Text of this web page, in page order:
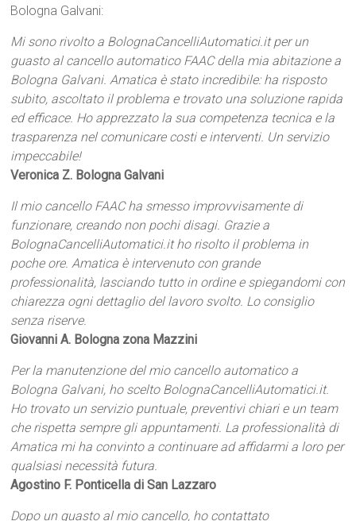
Bologna Galvani:
Mi sono rivolto a BolognaCancelliAutomatici.it per un
guasto al cancello automatico FAAC della mia abitazione a
Bologna Galvani. Amatica è stato incredibile: ha risposto
subito, ascoltato il problema e trovato una soluzione rapida
ed efficace. Ho apprezzato la sua competenza tecnica e la
trasparenza nel comunicare costi e interventi. Un servizio
impeccabile!
Veronica Z. Bologna Galvani
Il mio cancello FAAC ha smesso improvvisamente di
funzionare, creando non pochi disagi. Grazie a
BolognaCancelliAutomatici.it ho risolto il problema in
poche ore. Amatica è intervenuto con grande
professionalità, lasciando tutto in ordine e spiegandomi con
chiarezza ogni dettaglio del lavoro svolto. Lo consiglio
senza riserve.
Giovanni A. Bologna zona Mazzini
Per la manutenzione del mio cancello automatico a
Bologna Galvani, ho scelto BolognaCancelliAutomatici.it.
Ho trovato un servizio puntuale, preventivi chiari e un team
che rispetta sempre gli appuntamenti. La professionalità di
Amatica mi ha convinto a continuare ad affidarmi a loro per
qualsiasi necessità futura.
Agostino F. Ponticella di San Lazzaro
Dopo un guasto al mio cancello, ho contattato